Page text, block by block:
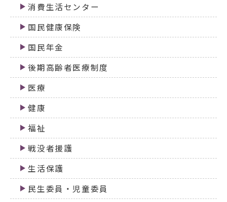
消費生活センター
国民健康保険
国民年金
後期高齢者医療制度
医療
健康
福祉
戦没者援護
生活保護
民生委員・児童委員